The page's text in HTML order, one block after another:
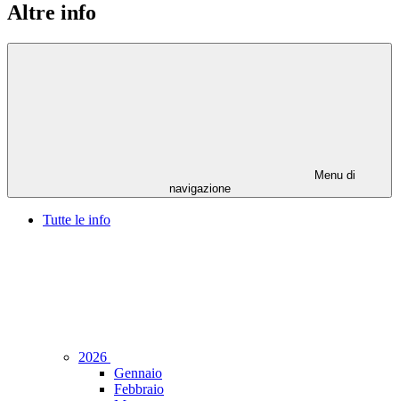
Altre info
Menu di
navigazione
Tutte le info
2026
Gennaio
Febbraio